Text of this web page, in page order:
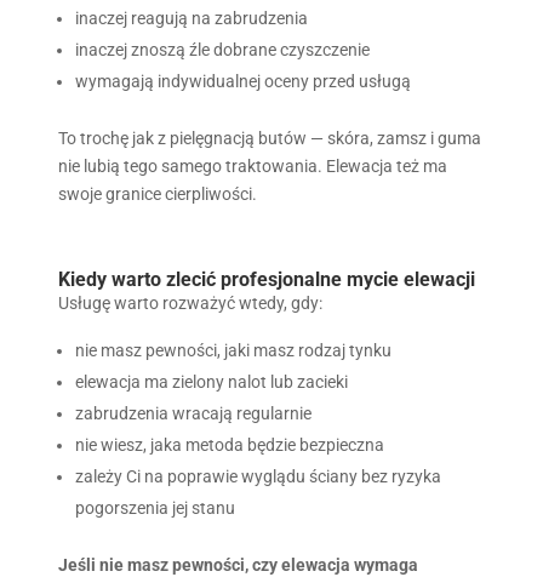
inaczej reagują na zabrudzenia
inaczej znoszą źle dobrane czyszczenie
wymagają indywidualnej oceny przed usługą
To trochę jak z pielęgnacją butów — skóra, zamsz i guma
nie lubią tego samego traktowania. Elewacja też ma
swoje granice cierpliwości.
Kiedy warto zlecić profesjonalne mycie elewacji
Usługę warto rozważyć wtedy, gdy:
nie masz pewności, jaki masz rodzaj tynku
elewacja ma zielony nalot lub zacieki
zabrudzenia wracają regularnie
nie wiesz, jaka metoda będzie bezpieczna
zależy Ci na poprawie wyglądu ściany bez ryzyka
pogorszenia jej stanu
Jeśli nie masz pewności, czy elewacja wymaga